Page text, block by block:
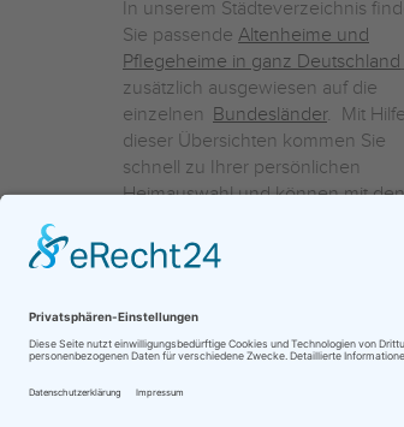
In unserem Städteverzeichnis
Sie passende Altenheime und
Pflegeheime in ganz Deutschland
zusätzlich ausgewiesen auf die
einzelnen Bundesländer. Mit Hilfe
dieser Übersichten kommen Sie
schnell zu Ihrer persönlichen
Heimauswahl und können mit den
einzelnen Häuser
vornehmen.